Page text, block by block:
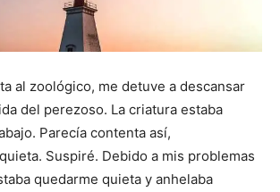
al zoológico, me detuve a descansar
del perezoso. La criatura estaba
Parecía contenta así,
Suspiré. Debido a mis problemas
quedarme quieta y anhelaba